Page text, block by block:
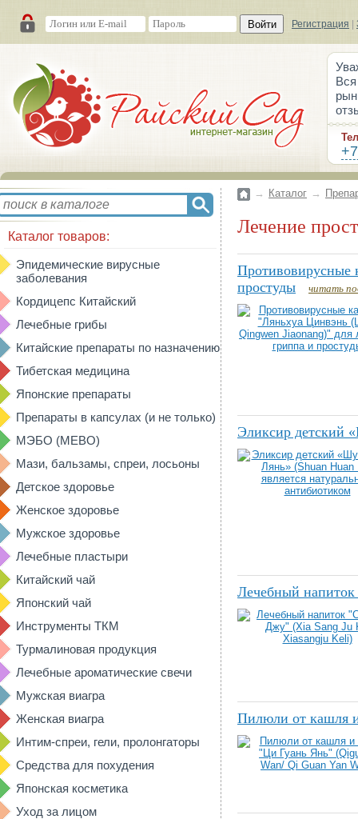
Войти Регистрация
Каталог товаров:
Эпидемические вирусные
заболевания
Кордицепс Китайский
Лечебные грибы
Китайские препараты по назначению
Тибетская медицина
Японские препараты
Препараты в капсулах (и не только)
МЭБО (MEBO)
Мази, бальзамы, спреи, лосьоны
Детское здоровье
Женское здоровье
Мужское здоровье
Лечебные пластыри
Китайский чай
Японский чай
Инструменты ТКМ
Турмалиновая продукция
Лечебные ароматические свечи
Мужская виагра
Женская виагра
Интим-спреи, гели, пролонгаторы
Средства для похудения
Японская косметика
Уход за лицом
→ Каталог →
Лечение
Противовирусные
простуды
читать
Эликсир детский
Лечебный
Пилюли от кашля